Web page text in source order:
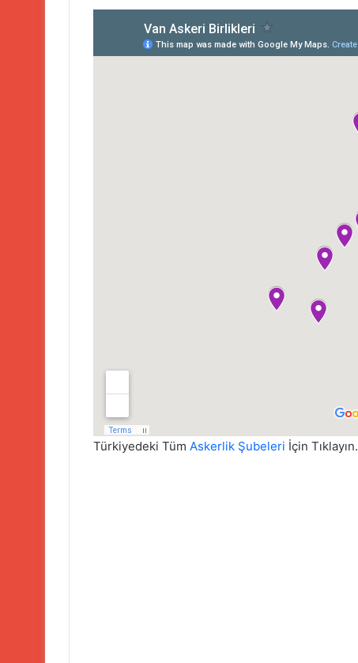
Türkiyedeki Tüm Askerlik Şubeleri İçin Tıklayın.